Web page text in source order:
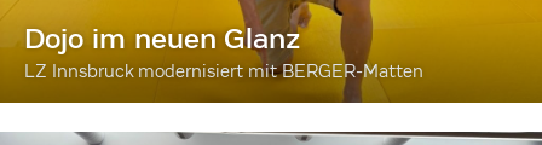
Dojo im neuen Glanz
LZ Innsbruck modernisiert mit BERGER-Matten